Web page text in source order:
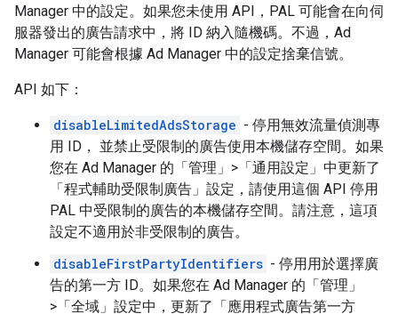
Manager 中的設定。如果您未使用 API，PAL 可能會在向伺
服器發出的廣告請求中，將 ID 納入隨機碼。不過，Ad
Manager 可能會根據 Ad Manager 中的設定捨棄信號。
API 如下：
disableLimitedAdsStorage - 停用無效流量偵測專
用 ID， 並禁止受限制的廣告使用本機儲存空間。如果
您在 Ad Manager 的「管理」>「通用設定」中更新了
「程式輔助受限制廣告」設定，請使用這個 API 停用
PAL 中受限制的廣告的本機儲存空間。 請注意，這項
設定不適用於非受限制的廣告。
disableFirstPartyIdentifiers - 停用用於選擇廣
告的第一方 ID。如果您在 Ad Manager 的「管理」
>「全域」 設定中，更新了「應用程式廣告第一方